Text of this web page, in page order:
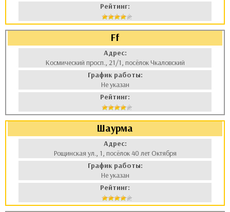
Рейтинг:
Ff
Адрес:
Космический просп., 21/1, посёлок Чкаловский
График работы:
Не указан
Рейтинг:
Шаурма
Адрес:
Рощинская ул., 1, посёлок 40 лет Октября
График работы:
Не указан
Рейтинг: